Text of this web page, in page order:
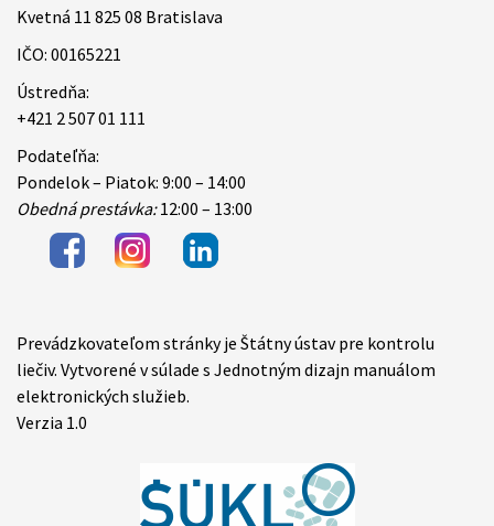
Kvetná 11 825 08 Bratislava
IČO: 00165221
Ústredňa:
+421 2 507 01 111
Podateľňa:
Pondelok – Piatok: 9:00 – 14:00
Obedná prestávka:12:00 – 13:00
Items
Prevádzkovateľom stránky je Štátny ústav pre kontrolu
liečiv. Vytvorené v súlade s Jednotným dizajn manuálom
elektronických služieb.
Verzia 1.0